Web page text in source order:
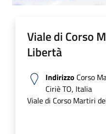
Viale di Corso
Libertà
Indirizzo Corso
Ciriè TO, Italia
Viale di Corso Martiri